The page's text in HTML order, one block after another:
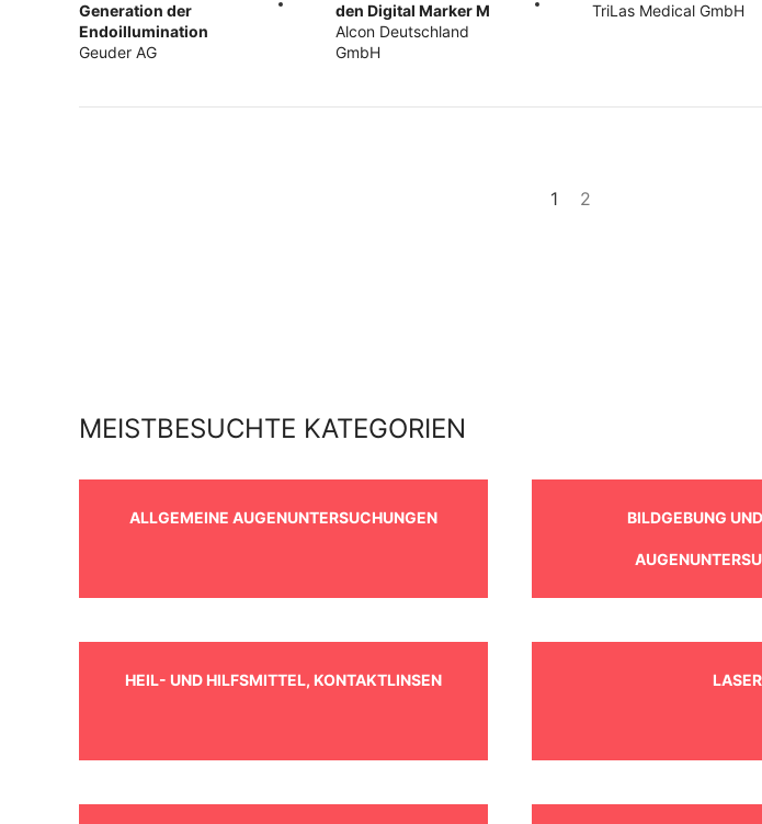
Generation der
Endoillumination
Geuder AG
den Digital Marker M
Alcon Deutschland
GmbH
TriLas Medical GmbH
1 2
MEISTBESUCHTE KATEGORIEN
ALLGEMEINE AUGENUNTERSUCHUNGEN BILDGEBUNG
HEIL- UND HILFSMITTEL, KONTAKTLINSEN LASER